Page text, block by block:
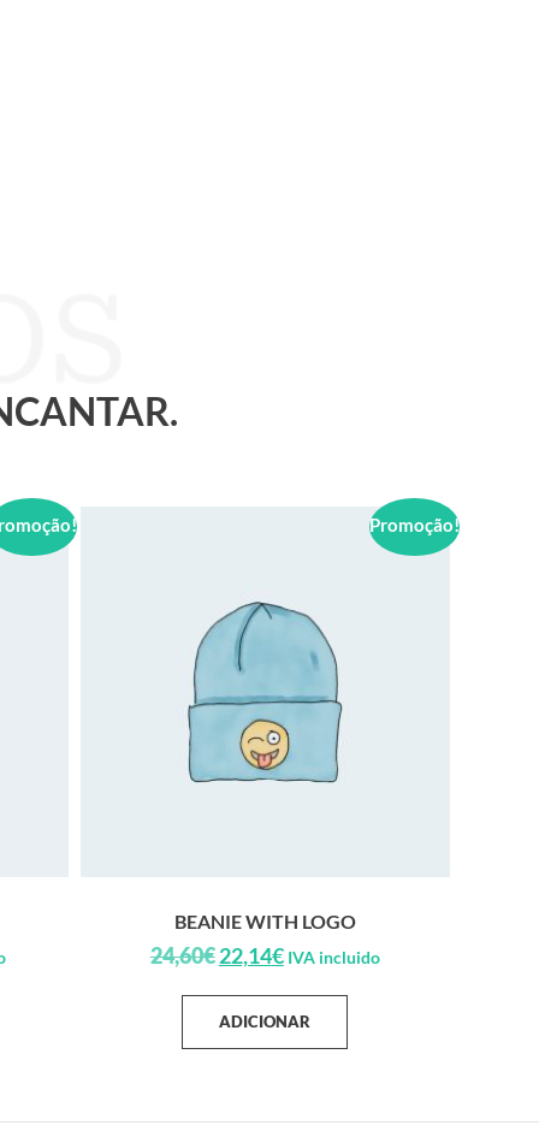
Promoção!
BEANIE WITH LOGO
24,60€22,14€ IVA incluido
ADICIONAR